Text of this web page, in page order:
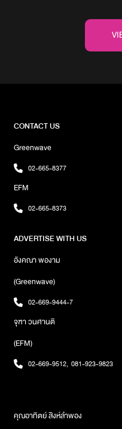
เธอกับฉันกับฉันกันด้วยนะค
ครับ”ติดตามชม Music
Ost. ‘เธอกับฉันกับฉัน’ ได้ท
‘เธอกับฉันกับฉัน’ ได้แล้ววั
‘เราแพ้’เพลงเศร้าน้ำตาซึม
ชนะ’ ที่จะเปลี่ยนอารมณ์ให้
ศิลปินนั่นคือ ZOM MARIEแ
ข้าวใหม่ปลามันอย่างอาย กม
Playlist พิเศษนี้ ตามมาด้วยเ
Jarulove)กับการเรียบเรียงใ
Singer’(original bythe
Parkinson)โดยWin SQ,เพ
โดยSeenapatและปิดท้ายโป
โปรเจกต์พิเศษ ‘เธอชนะแต่
ได้แล้ววันนี้บน YouTube :
Streamingภาพ :
CONTACT US
Greenwave
02-665-8377
EFM
02-665-8373
ADVERTISE WITH US
อังคณา พองาม
(Greenwave)
02-669-9444-7
จุฑา วนศานติ
(EFM)
02-669-9512, 081-923-9823
คุณอาทิตย์ สิงห์ลำพอง